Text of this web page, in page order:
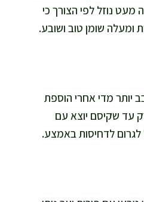
מעט נוזל לפי הצורך כי
שומן טוב ושובע.
יותר מדי אחרי הוספת
עד שקיסם יוצא עם